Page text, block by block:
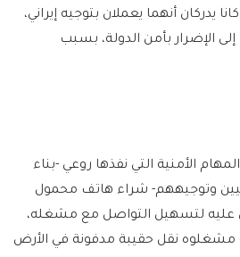
يدركان أنهما يعملان بتوجيه إيراني،
الإضرار بأمن الدولة، بسبب
الأمنية التي نفذها روعي -بناء
وتوجيههم- شراء هاتف محمول
عليه لتسهيل التواصل مع مشغله،
نقل حقيبة مدفونة في الأرض